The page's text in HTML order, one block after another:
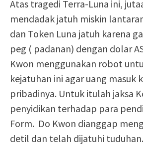
Atas tragedi Terra-Luna ini,
mendadak jatuh miskin
dan Token Luna jatuh karena
peg ( padanan) dengan dolar
Kwon menggunakan robot
kejatuhan ini agar uang masuk
pribadinya. Untuk itulah jaksa
penyidikan terhadap para
Form. Do Kwon dianggap
detil dan telah dijatuhi tuduhan.